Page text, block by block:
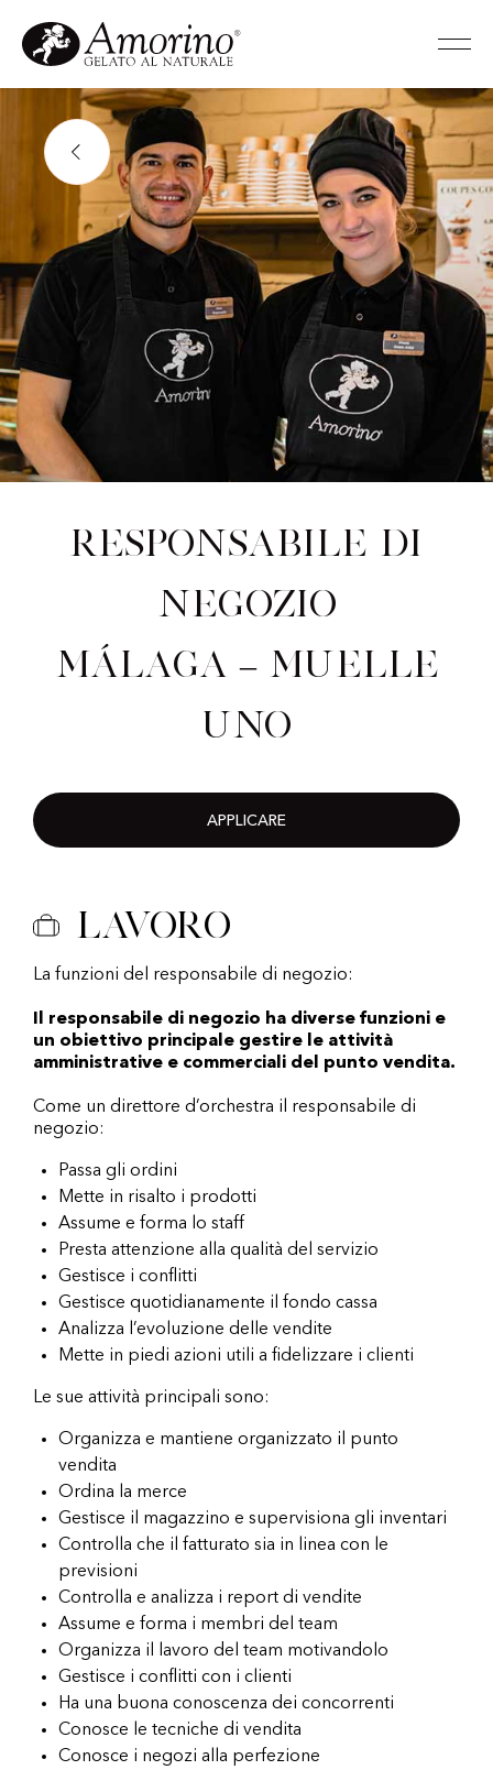
Responsabile di
negozio
Málaga – Muelle
Uno
APPLICARE
Lavoro
La funzioni del responsabile di negozio:
Il responsabile di negozio ha diverse funzioni e
un obiettivo principale gestire le attività
amministrative e commerciali del punto vendita.
Come un direttore d’orchestra il responsabile di
negozio:
Passa gli ordini
Mette in risalto i prodotti
Assume e forma lo staff
Presta attenzione alla qualità del servizio
Gestisce i conflitti
Gestisce quotidianamente il fondo cassa
Analizza l’evoluzione delle vendite
Mette in piedi azioni utili a fidelizzare i clienti
Le sue attività principali sono:
Organizza e mantiene organizzato il punto
vendita
Ordina la merce
Gestisce il magazzino e supervisiona gli inventari
Controlla che il fatturato sia in linea con le
previsioni
Controlla e analizza i report di vendite
Assume e forma i membri del team
Organizza il lavoro del team motivandolo
Gestisce i conflitti con i clienti
Ha una buona conoscenza dei concorrenti
Conosce le tecniche di vendita
Conosce i negozi alla perfezione